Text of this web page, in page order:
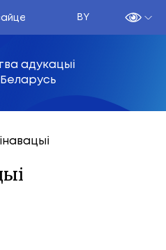
BY
адукацыі
Беларусь